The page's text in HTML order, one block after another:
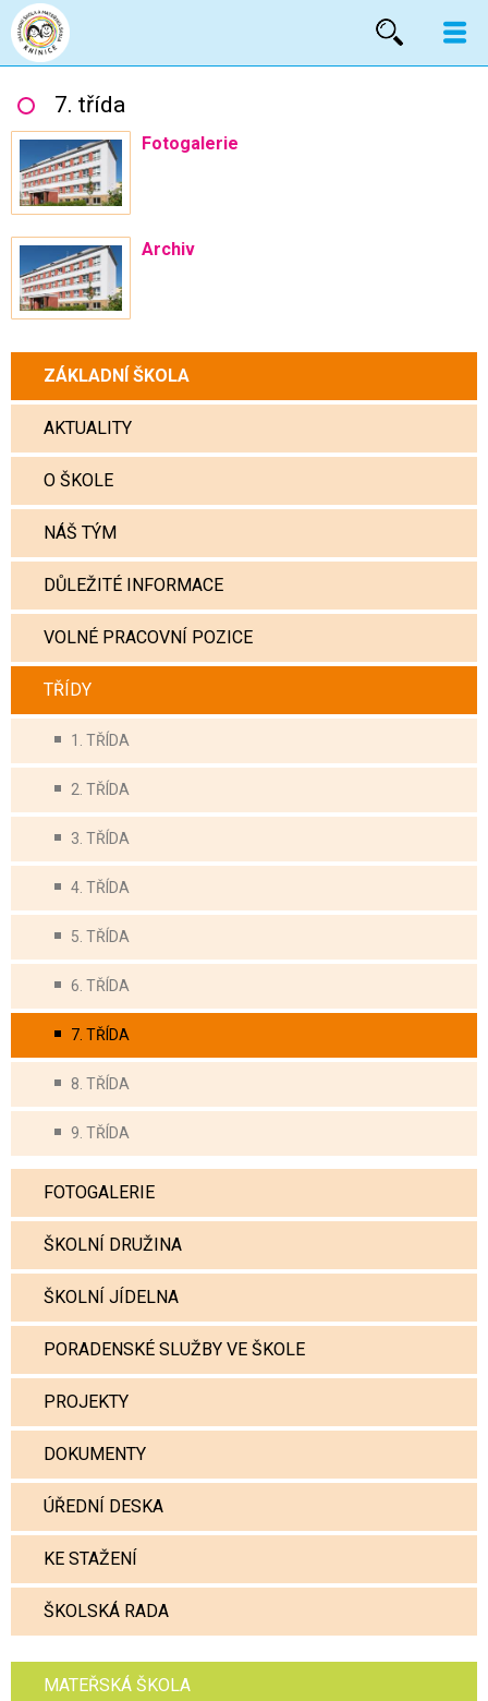
7. třída
Fotogalerie
Archiv
ZÁKLADNÍ ŠKOLA
AKTUALITY
O ŠKOLE
NÁŠ TÝM
DŮLEŽITÉ INFORMACE
VOLNÉ PRACOVNÍ POZICE
TŘÍDY
1. TŘÍDA
2. TŘÍDA
3. TŘÍDA
4. TŘÍDA
5. TŘÍDA
6. TŘÍDA
7. TŘÍDA
8. TŘÍDA
9. TŘÍDA
FOTOGALERIE
ŠKOLNÍ DRUŽINA
ŠKOLNÍ JÍDELNA
PORADENSKÉ SLUŽBY VE ŠKOLE
PROJEKTY
DOKUMENTY
ÚŘEDNÍ DESKA
KE STAŽENÍ
ŠKOLSKÁ RADA
MATEŘSKÁ ŠKOLA